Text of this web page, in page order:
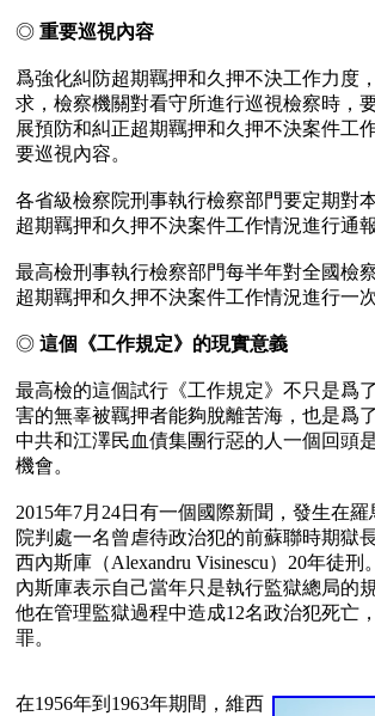
◎ 重要巡視內容
爲強化糾防超期羈押和久押不決工作力度
求，檢察機關對看守所進行巡視檢察時，
展預防和糾正超期羈押和久押不決案件工
要巡視內容。
各省級檢察院刑事執行檢察部門要定期對
超期羈押和久押不決案件工作情況進行通報
最高檢刑事執行檢察部門每半年對全國檢
超期羈押和久押不決案件工作情況進行一次
◎ 這個《工作規定》的現實意義
最高檢的這個試行《工作規定》不只是爲
害的無辜被羈押者能夠脫離苦海，也是爲
中共和江澤民血債集團行惡的人一個回頭
機會。
2015年7月24日有一個國際新聞，發生在
院判處一名曾虐待政治犯的前蘇聯時期獄
西內斯庫（Alexandru Visinescu）20年徒刑
內斯庫表示自己當年只是執行監獄總局的
他在管理監獄過程中造成12名政治犯死亡
罪。
在1956年到1963年期間，維西